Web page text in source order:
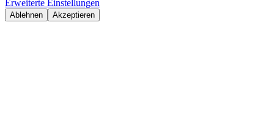
Erweiterte Einstellungen
Ablehnen Akzeptieren